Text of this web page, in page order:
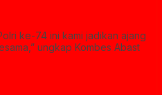
ke-74 ini kami jadikan ajang
ungkap Kombes Abast